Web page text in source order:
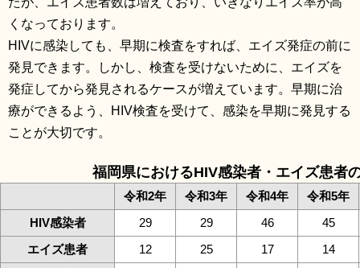
くなっております。
HIVに感染しても、早期に検査をすれば、エイズ発症の前に
発見できます。しかし、検査を受けないために、エイズを
発症してから発見されるケースが増えています。早期に治
療ができるよう、HIV検査を受けて、感染を早期に発見する
ことが大切です。
福岡県におけるHIV感染者・エイズ患者
令和2年 令和3年 令和4年
令和5年
HIV感染者
29 29 46
45
エイズ患者
12 25 17
14